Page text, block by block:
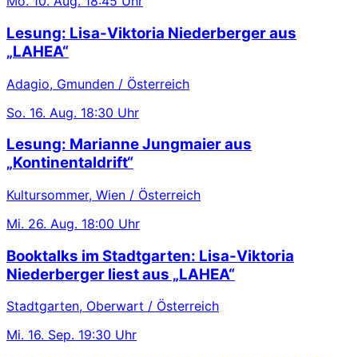
Lesung: Lisa-Viktoria Niederberger aus
„LAHEA“
Adagio, Gmunden / Österreich
So. 16. Aug. 18:30 Uhr
Lesung: Marianne Jungmaier aus
„Kontinentaldrift“
Kultursommer, Wien / Österreich
Mi. 26. Aug. 18:00 Uhr
Booktalks im Stadtgarten: Lisa-Viktoria
Niederberger liest aus „LAHEA“
Stadtgarten, Oberwart / Österreich
Mi. 16. Sep. 19:30 Uhr